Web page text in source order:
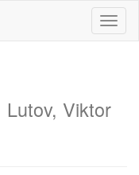
Lutov, Viktor